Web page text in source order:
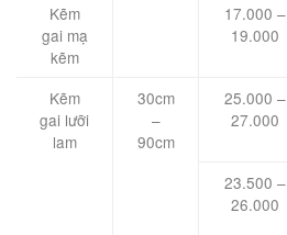
Kẽm
gai mạ
kẽm
17.000 –
19.000
Kẽm
gai lưỡi
lam
30cm
–
90cm
25.000 –
27.000
23.500 –
26.000